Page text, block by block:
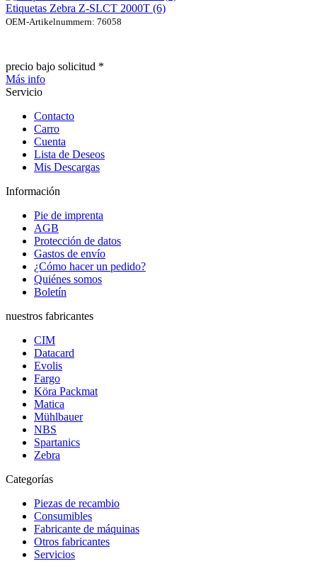
Etiquetas Zebra Z-SLCT 2000T (6)
OEM-Artikelnummern: 76058
precio bajo solicitud *
Más info
Servicio
Contacto
Carro
Cuenta
Lista de Deseos
Mis Descargas
Información
Pie de imprenta
AGB
Protección de datos
Gastos de envío
¿Cómo hacer un pedido?
Quiénes somos
Boletín
nuestros fabricantes
CIM
Datacard
Evolis
Fargo
Köra Packmat
Matica
Mühlbauer
NBS
Spartanics
Zebra
Categorías
Piezas de recambio
Consumibles
Fabricante de máquinas
Otros fabricantes
Servicios